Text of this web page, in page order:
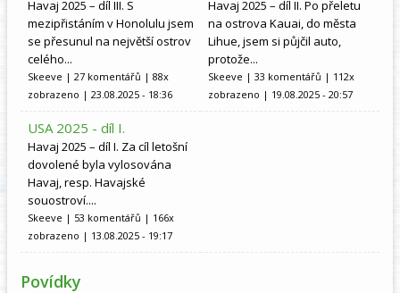
Havaj 2025 – díl III. S
mezipřistáním v Honolulu jsem
se přesunul na největší ostrov
celého...
Skeeve | 27 komentářů | 88x
zobrazeno | 23.08.2025 - 18:36
Havaj 2025 – díl II. Po přeletu
na ostrova Kauai, do města
Lihue, jsem si půjčil auto,
protože...
Skeeve | 33 komentářů | 112x
zobrazeno | 19.08.2025 - 20:57
USA 2025 - díl I.
Havaj 2025 – díl I. Za cíl letošní
dovolené byla vylosována
Havaj, resp. Havajské
souostroví....
Skeeve | 53 komentářů | 166x
zobrazeno | 13.08.2025 - 19:17
Povídky